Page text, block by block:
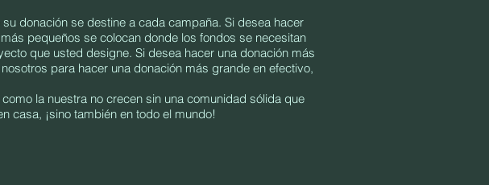
donación se destine a cada campaña. Si desea hacer
pequeños se colocan donde los fondos se necesitan
que usted designe. Si desea hacer una donación más
para hacer una donación más grande en efectivo,
la nuestra no crecen sin una comunidad sólida que
casa, ¡sino también en todo el mundo!